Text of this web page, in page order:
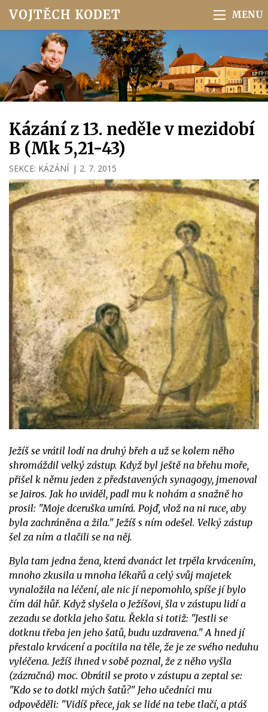
VOJTĚCH KODET
Kázání z 13. neděle v mezidobí
B (Mk 5,21-43)
SEKCE: KÁZÁNÍ | 2. 7. 2015
Ježíš se vrátil lodí na druhý břeh a už se kolem něho
shromáždil velký zástup. Když byl ještě na břehu moře,
přišel k němu jeden z představených synagogy, jmenoval
se Jairos. Jak ho uviděl, padl mu k nohám a snažně ho
prosil: "Moje dceruška umírá. Pojď, vlož na ni ruce, aby
byla zachráněna a žila." Ježíš s ním odešel. Velký zástup
šel za ním a tlačili se na něj.
Byla tam jedna žena, která dvanáct let trpěla krvácením,
mnoho zkusila u mnoha lékařů a celý svůj majetek
vynaložila na léčení, ale nic jí nepomohlo, spíše jí bylo
čím dál hůř. Když slyšela o Ježíšovi, šla v zástupu lidí a
zezadu se dotkla jeho šatu. Řekla si totiž: "Jestli se
dotknu třeba jen jeho šatů, budu uzdravena." A hned jí
přestalo krvácení a pocítila na těle, že je ze svého neduhu
vyléčena. Ježíš ihned v sobě poznal, že z něho vyšla
(zázračná) moc. Obrátil se proto v zástupu a zeptal se:
"Kdo se to dotkl mých šatů?" Jeho učedníci mu
odpověděli: "Vidíš přece, jak se lidé na tebe tlačí, a ptáš